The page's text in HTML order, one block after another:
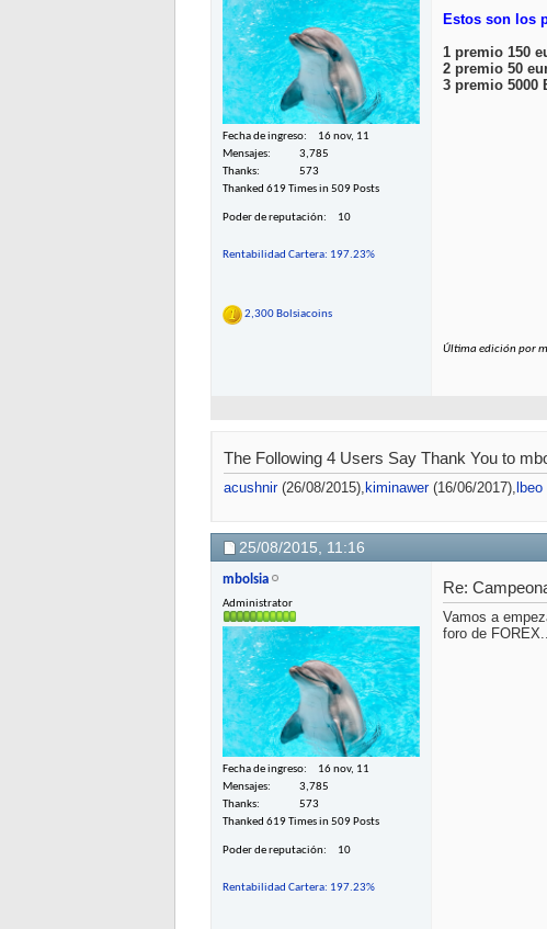
Fecha de ingreso
16 nov, 11
Mensajes
3,785
Thanks
573
Thanked 619 Times in 509 Posts
Poder de reputación 10
Rentabilidad Cartera: 197.23%
2,300 Bolsiacoins
Estos son los
1 premio 150
2 premio 50
3 premio 5000
Última edición por
The Following 4 Users Say Thank You to
acushnir(26/08/2015), kiminawer(16/06/2017), lbeo
25/08/2015, 11:16
mbolsia
Administrator
Fecha de ingreso
16 nov, 11
Mensajes
3,785
Thanks
573
Thanked 619 Times in 509 Posts
Poder de reputación 10
Rentabilidad Cartera: 197.23%
Re:
Vamos a
foro de